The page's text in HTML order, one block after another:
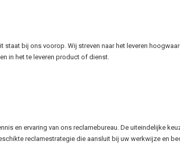
bij ons voorop. Wij streven naar het leveren
in het te leveren product of dienst.
en ervaring van ons reclamebureau. De uiteindelijke
reclamestrategie die aansluit bij uw werkwijze en